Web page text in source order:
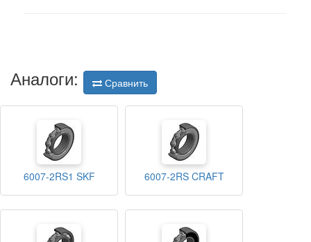
Аналоги: Сравнить
6007-2RS1 SKF 6007-2RS CRAFT